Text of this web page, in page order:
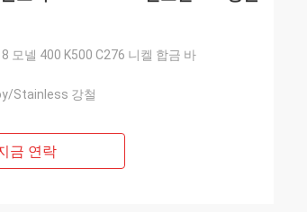
모넬 400 K500 C276 니켈 합금 바
Stainless 강철
금 연락